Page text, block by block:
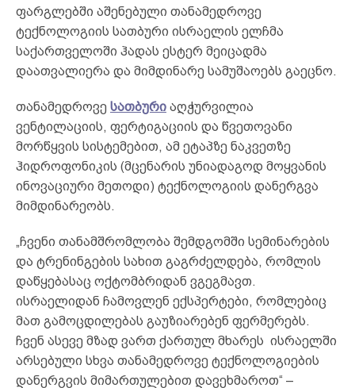
ფარგლებში აშენებული თანამედროვე
ტექნოლოგიის სათბური ისრაელის ელჩმა
საქართველოში ჰადას ესტერ მეიცადმა
დაათვალიერა და მიმდინარე სამუშაოებს გაეცნო.
თანამედროვე სათბური აღჭურვილია
ვენტილაციის, ფერტიგაციის და წვეთოვანი
მორწყვის სისტემებით, ამ ეტაპზე ნაკვეთზე
ჰიდროფონიკის (მცენარის უნიადაგოდ მოყვანის
ინოვაციური მეთოდი) ტექნოლოგიის დანერგვა
მიმდინარეობს.
„ჩვენი თანამშრომლობა შემდგომში სემინარების
და ტრენინგების სახით გაგრძელდება, რომლის
დაწყებასაც ოქტომბრიდან ვგეგმავთ.
ისრაელიდან ჩამოვლენ ექსპერტები, რომლებიც
მათ გამოცდილებას გაუზიარებენ ფერმერებს.
ჩვენ ასევე მზად ვართ ქართულ მხარეს ისრაელში
არსებული სხვა თანამედროვე ტექნოლოგიების
დანერგვის მიმართულებით დავეხმაროთ“ –